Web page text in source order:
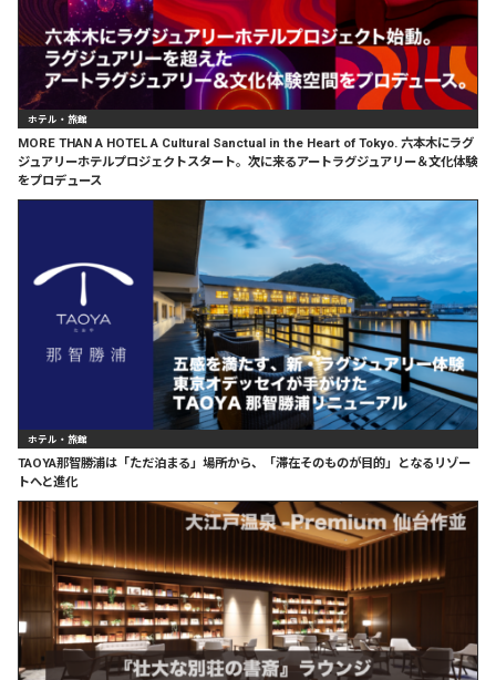
ホテル・旅館
MORE THAN A HOTEL A Cultural Sanctual in the Heart of Tokyo. 六本木にラグ
ジュアリーホテルプロジェクトスタート。次に来るアートラグジュアリー＆文化体験
をプロデュース
ホテル・旅館
TAOYA那智勝浦は「ただ泊まる」場所から、「滞在そのものが目的」となるリゾー
トへと進化